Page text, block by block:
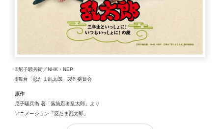
©尼子騒兵衛／NHK・NEP
©舞台「忍たま乱太郎」製作委員会
原作
尼子騒兵衛 著「落第忍者乱太郎」より
アニメーション「忍たま乱太郎」